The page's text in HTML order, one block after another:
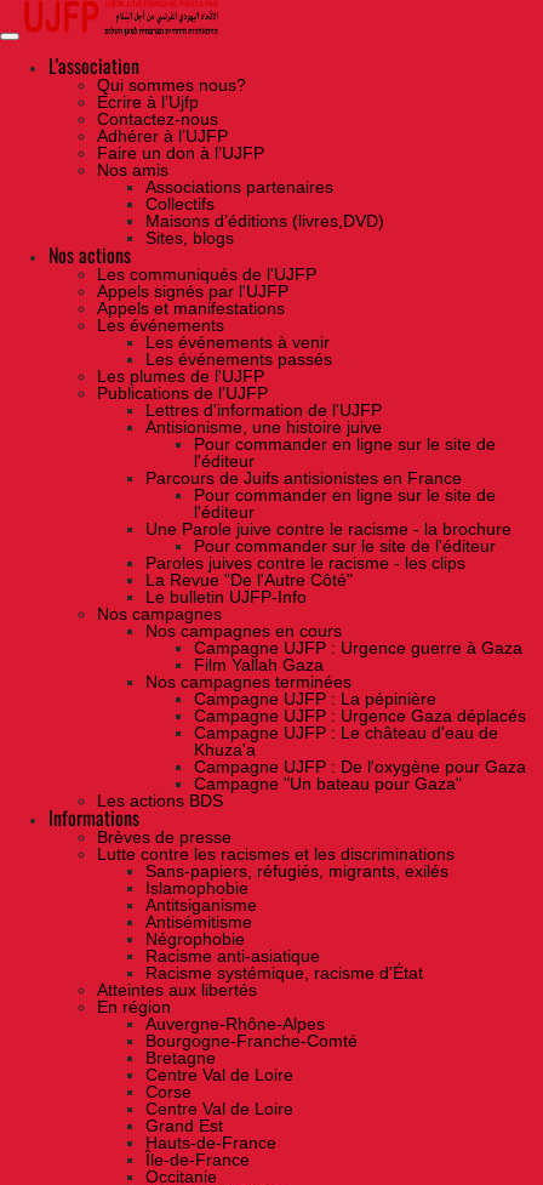
Skip
the
contentL'association
Qui sommes nous?
Ecrire à l’Ujfp
Contactez-nous
Adhérer à l’UJFP
Faire un don à l’UJFP
Nos amis
Associations partenaires
Collectifs
Maisons d’éditions (livres,DVD)
Sites, blogs
Nos actions
Les communiqués de l'UJFP
Appels signés par l'UJFP
Appels et manifestations
Les événements
Les événements à venir
Les événements passés
Les plumes de l'UJFP
Publications de l'UJFP
Lettres d'information de l'UJFP
Antisionisme, une histoire juive
Pour commander en ligne sur le site de
l'éditeur
Parcours de Juifs antisionistes en France
Pour commander en ligne sur le site de
l'éditeur
Une Parole juive contre le racisme - la brochure
Pour commander sur le site de l'éditeur
Paroles juives contre le racisme - les clips
La Revue "De l'Autre Côté"
Le bulletin UJFP-Info
Nos campagnes
Nos campagnes en cours
Campagne UJFP : Urgence guerre à Gaza
Film Yallah Gaza
Nos campagnes terminées
Campagne UJFP : La pépinière
Campagne UJFP : Urgence Gaza déplacés
Campagne UJFP : Le château d'eau de
Khuza'a
Campagne UJFP : De l'oxygène pour Gaza
Campagne "Un bateau pour Gaza"
Les actions BDS
Informations
Brèves de presse
Lutte contre les racismes et les discriminations
Sans-papiers, réfugiés, migrants, exilés
Islamophobie
Antitsiganisme
Antisémitisme
Négrophobie
Racisme anti-asiatique
Racisme systémique, racisme d'État
Atteintes aux libertés
En région
Auvergne-Rhône-Alpes
Bourgogne-Franche-Comté
Bretagne
Centre Val de Loire
Corse
Centre Val de Loire
Grand Est
Hauts-de-France
Île-de-France
Occitanie